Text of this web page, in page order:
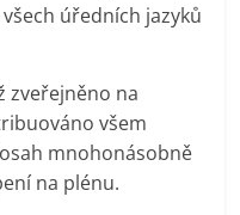
úředních jazyků
zveřejněno na
všem
mnohonásobně
na plénu.